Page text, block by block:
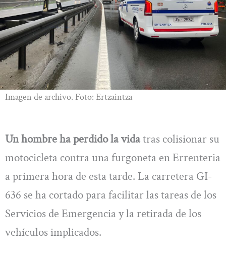
Imagen de archivo. Foto: Ertzaintza
Un hombre ha perdido la vidatras colisionar su
motocicleta contra una furgoneta en Errenteria
a primera hora de esta tarde. La carretera GI-
636 se ha cortado para facilitar las tareas de los
Servicios de Emergencia y la retirada de los
vehículos implicados.